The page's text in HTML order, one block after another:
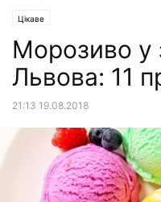
Цікаве
Морозиво у
Львова: 11
21:13 19.08.2018